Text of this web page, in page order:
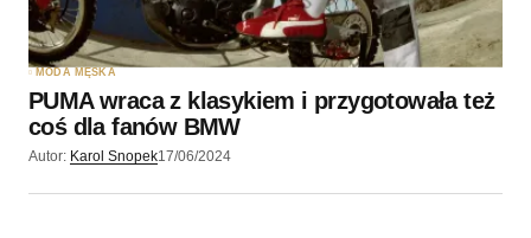
MODA MĘSKA
PUMA wraca z klasykiem i przygotowała też
coś dla fanów BMW
Autor: Karol Snopek17/06/2024